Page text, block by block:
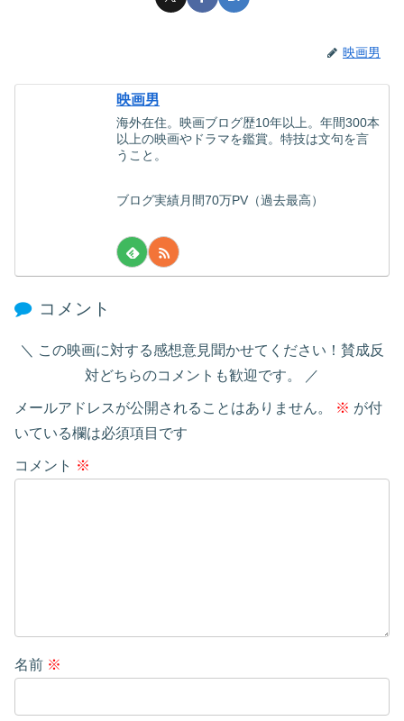
映画男
映画男
海外在住。映画ブログ歴10年以上。年間300本
以上の映画やドラマを鑑賞。特技は文句を言
うこと。
ブログ実績月間70万PV（過去最高）
コメント
この映画に対する感想意見聞かせてください！賛成反
対どちらのコメントも歓迎です。
メールアドレスが公開されることはありません。 ※ が付
いている欄は必須項目です
コメント ※
名前 ※